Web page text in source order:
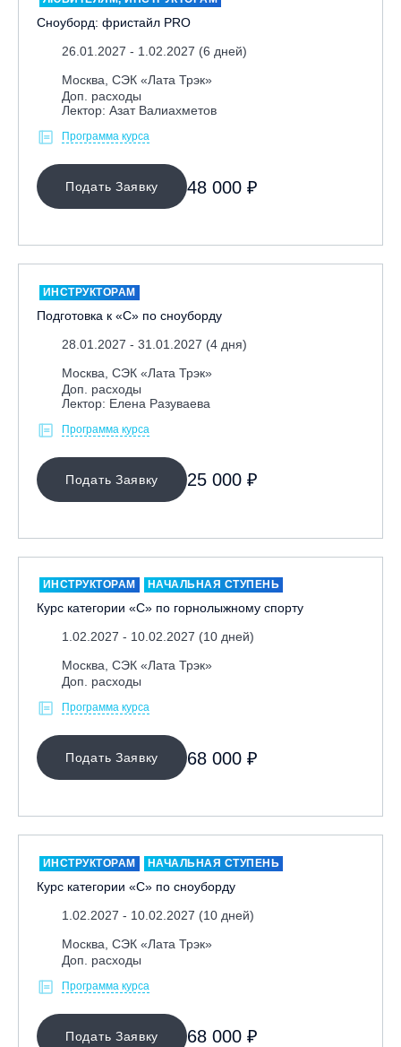
Сноуборд: фристайл PRO
26.01.2027 - 1.02.2027 (6 дней)
Москва, СЭК «Лата Трэк»
Доп. расходы
Лектор: Азат Валиахметов
Программа курса
Подать Заявку 48 000 ₽
ИНСТРУКТОРАМ
Подготовка к «С» по сноуборду
28.01.2027 - 31.01.2027 (4 дня)
Москва, СЭК «Лата Трэк»
Доп. расходы
Лектор: Елена Разуваева
Программа курса
Подать Заявку 25 000 ₽
ИНСТРУКТОРАМ НАЧАЛЬНАЯ СТУПЕНЬ
Курс категории «С» по горнолыжному спорту
1.02.2027 - 10.02.2027 (10 дней)
Москва, СЭК «Лата Трэк»
Доп. расходы
Программа курса
Подать Заявку 68 000 ₽
ИНСТРУКТОРАМ НАЧАЛЬНАЯ СТУПЕНЬ
Курс категории «С» по сноуборду
1.02.2027 - 10.02.2027 (10 дней)
Москва, СЭК «Лата Трэк»
Доп. расходы
Программа курса
Подать Заявку 68 000 ₽